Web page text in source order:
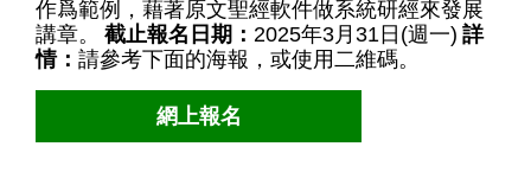
作爲範例，藉著原文聖經軟件做系統研經來發展
講章。
截止報名日期： 2025年3月31日(週一) 詳
情： 請參考下面的海報，或使用二維碼。
網上報名